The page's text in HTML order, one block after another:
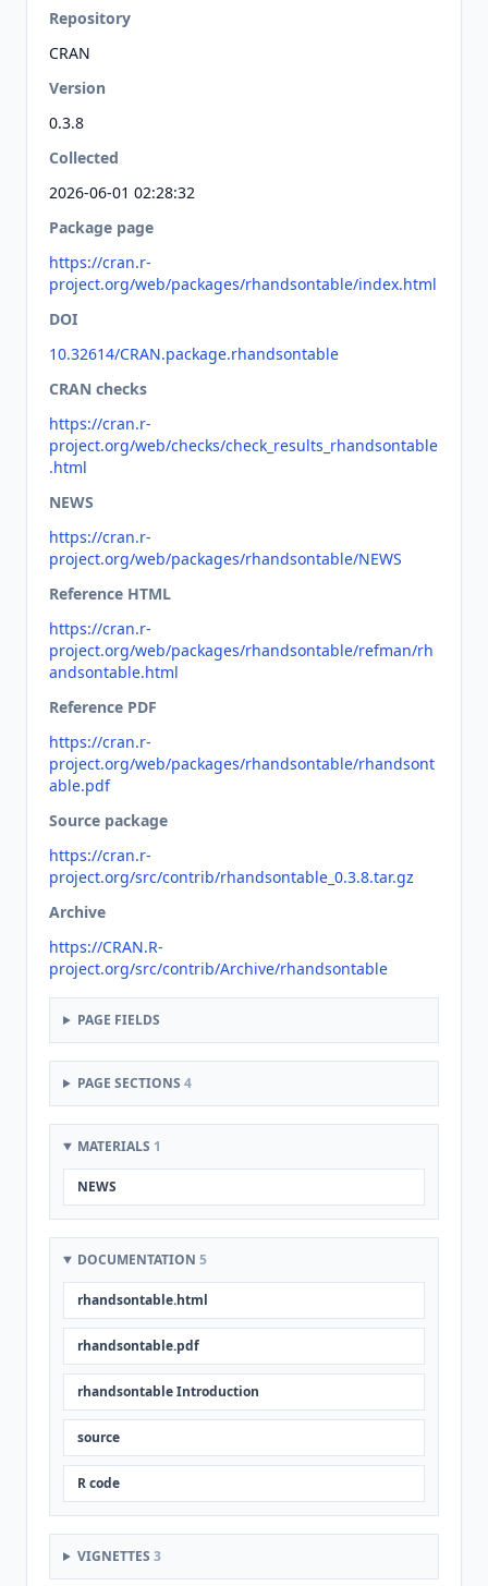
Repository
CRAN
Version
0.3.8
Collected
2026-06-01 02:28:32
Package page
https://cran.r-
project.org/web/packages/rhandsontable/index.html
DOI
10.32614/CRAN.package.rhandsontable
CRAN checks
https://cran.r-
project.org/web/checks/check_results_rhandsontable
.html
NEWS
https://cran.r-
project.org/web/packages/rhandsontable/NEWS
Reference HTML
https://cran.r-
project.org/web/packages/rhandsontable/refman/rh
andsontable.html
Reference PDF
https://cran.r-
project.org/web/packages/rhandsontable/rhandsont
able.pdf
Source package
https://cran.r-
project.org/src/contrib/rhandsontable_0.3.8.tar.gz
Archive
https://CRAN.R-
project.org/src/contrib/Archive/rhandsontable
PAGE FIELDS
PAGE SECTIONS 4
MATERIALS 1
NEWS
DOCUMENTATION 5
rhandsontable.html
rhandsontable.pdf
rhandsontable Introduction
source
R code
VIGNETTES 3